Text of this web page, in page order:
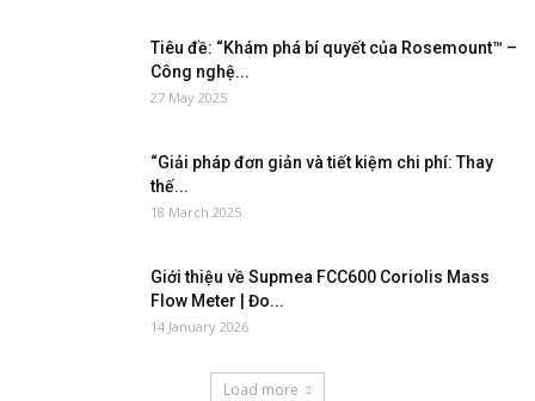
Tiêu đề: “Khám phá bí quyết của Rosemount™ –
Công nghệ...
27 May 2025
“Giải pháp đơn giản và tiết kiệm chi phí: Thay
thế...
18 March 2025
Giới thiệu về Supmea FCC600 Coriolis Mass
Flow Meter | Đo...
14 January 2026
Load more